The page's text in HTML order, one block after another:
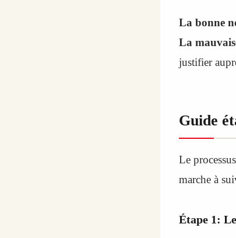
La bonne
La
justifier
Guide
Le
marche à
Étape 1: